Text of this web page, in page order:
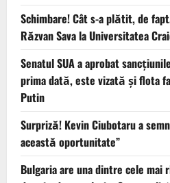
Schimbare! Cât s-a plătit, de
Răzvan Sava la Universitatea
Senatul SUA a aprobat
prima dată, este vizată și flota
Putin
Surpriză! Kevin Ciubotaru a
această oportunitate”
Bulgaria are una dintre cele